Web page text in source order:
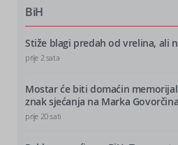
BiH
Stiže blagi predah od vrelina, ali
prije 2 sata
Mostar će biti domaćin
znak sjećanja na Marka Govorčina
prije 20 sati